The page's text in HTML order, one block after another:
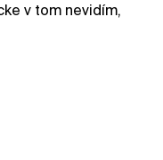
v tom nevidím,